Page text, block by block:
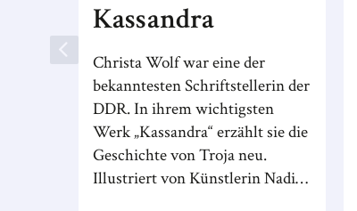
Kassandra
Christa Wolf war eine der
bekanntesten Schriftstellerin der
DDR. In ihrem wichtigsten
Werk „Kassandra“ erzählt sie die
Geschichte von Troja neu.
Illustriert von Künstlerin Nadine